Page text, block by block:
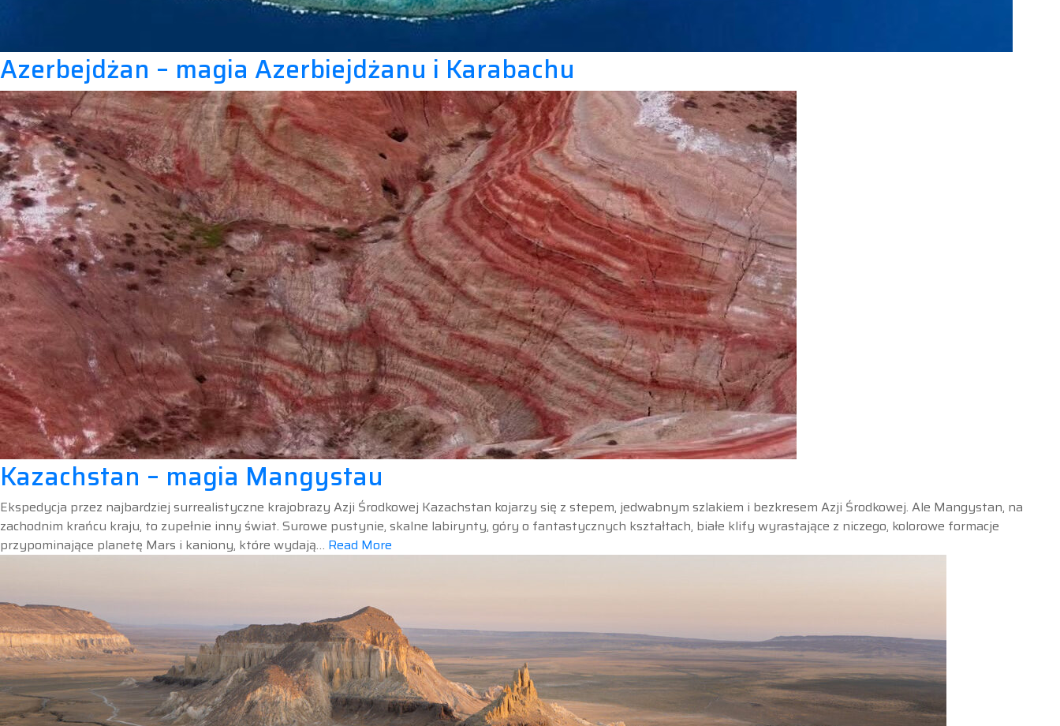
Azerbejdżan – magia Azerbiejdżanu i Karabachu
Kazachstan – magia Mangystau
Ekspedycja przez najbardziej surrealistyczne krajobrazy Azji Środkowej Kazachstan kojarzy się z stepem, jedwabnym szlakiem i bezkresem Azji Środkowej. Ale Mangystan, na
zachodnim krańcu kraju, to zupełnie inny świat. Surowe pustynie, skalne labirynty, góry o fantastycznych kształtach, białe klify wyrastające z niczego, kolorowe formacje
przypominające planetę Mars i kaniony, które wydają… Read More